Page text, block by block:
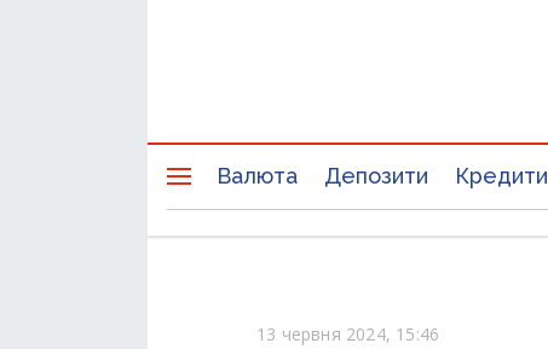
Валюта Депозити Кредити
13 червня 2024, 15:46